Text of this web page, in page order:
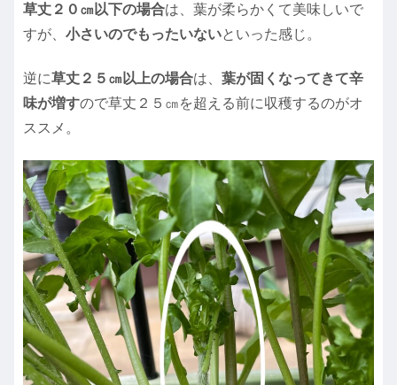
草丈２０㎝以下の場合は、葉が柔らかくて美味しいで
すが、 小さいのでもったいないといった感じ。
逆に草丈２５㎝以上の場合は、 葉が固くなってきて辛
味が増すので草丈２５㎝を超える前に収穫するのがオ
ススメ。